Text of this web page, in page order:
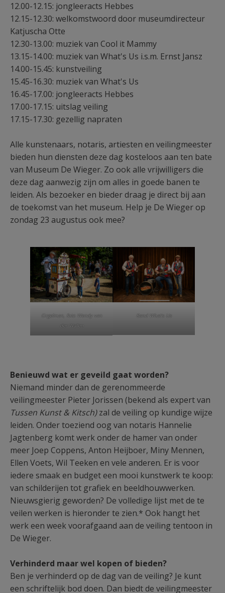
12.00-12.15: jongleeracts Hebbes
12.15-12.30: welkomstwoord door museumdirecteur
Katjuscha Otte
12.30-13.00: muziek van Cool it Mammy
13.15-14.00: muziek van What's Us i.s.m. Ernst Jansz
14.00-15.45: kunstveiling
15.45-16.30: muziek van What's Us
16.45-17.00: jongleeracts Hebbes
17.00-17.15: uitslag veiling
17.15-17.30: gezellig napraten
Alle kunstenaars, notaris, artiesten en veilingmeester
bieden hun diensten deze dag kosteloos aan ten bate
van Museum De Wieger. Zo ook alle vrijwilligers die
deze dag aanwezig zijn om alles in goede banen te
leiden. Als bezoeker en bieder draag je direct bij aan
de toekomst van het museum. Help je De Wieger op
zondag 23 augustus ook mee?
Orgelman, foto Wendy van
der Wallen
Band What's Us
Benieuwd wat er geveild gaat worden?
Niemand minder dan de gerenommeerde
veilingmeester Pieter Jorissen (bekend als expert van
Tussen Kunst & Kitsch)zal de veiling op kundige wijze
leiden. Onder toeziend oog van notaris Hannelie
Jagtenberg komt werk onder de hamer van onder
meer Joep Coppens, Anton Heijboer, Miny Mennen,
Ellen Voets, Wil Teeken en vele anderen. Er is voor
iedere smaak en budget een mooi kunstwerk te koop:
van schilderijen tot grafiek en beeldhouwwerken.
Nieuwsgierig geworden? De volledige lijst met de te
veilen werken is hieronder te zien.* Ook hangt het
werk een week voorafgaand aan de veiling tentoon in
De Wieger.
Verhinderd maar wel kopen of bieden?
Ben je verhinderd op de dag van de veiling? Je kunt
een schriftelijk bod doen. Dan biedt de veilingmeester